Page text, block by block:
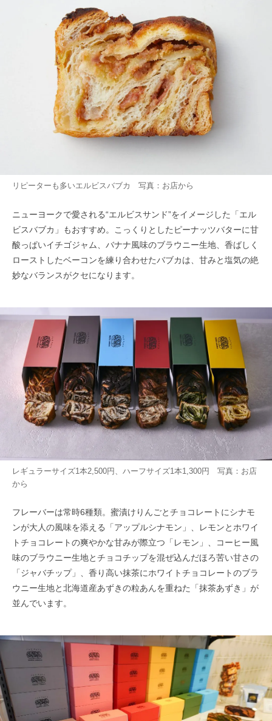
リピーターも多いエルビスバブカ 写真：お店から
ニューヨークで愛される“エルビスサンド”をイメージした「エル
ビスバブカ」もおすすめ。こっくりとしたピーナッツバターに甘
酸っぱいイチゴジャム、バナナ風味のブラウニー生地、香ばしく
ローストしたベーコンを練り合わせたバブカは、甘みと塩気の絶
妙なバランスがクセになります。
レギュラーサイズ1本2,500円、ハーフサイズ1本1,300円 写真：お店
から
フレーバーは常時6種類。蜜漬けりんごとチョコレートにシナモ
ンが大人の風味を添える「アップルシナモン」、レモンとホワイ
トチョコレートの爽やかな甘みが際立つ「レモン」、コーヒー風
味のブラウニー生地とチョコチップを混ぜ込んだほろ苦い甘さの
「ジャバチップ」、香り高い抹茶にホワイトチョコレートのブラ
ウニー生地と北海道産あずきの粒あんを重ねた「抹茶あずき」が
並んでいます。